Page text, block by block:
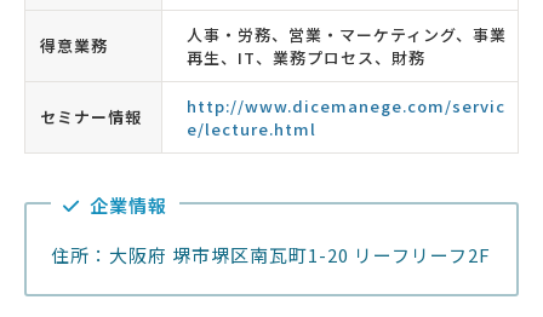
得意業務
人事・労務、営業・マーケティング、事業
再生、IT、業務プロセス、財務
セミナー情報
http://www.dicemanege.com/servic
e/lecture.html
企業情報
住所：大阪府 堺市堺区南瓦町1-20 リーフリーフ2F